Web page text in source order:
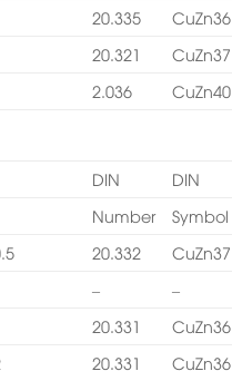
20.335
CuZn36
20.321
CuZn37
2.036 CuZn40
DIN
DIN
Number
Symbol
20.332
–
–
20.331
20.331